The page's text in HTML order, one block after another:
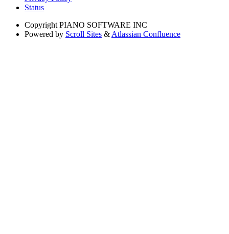
Status
Copyright PIANO SOFTWARE INC
Powered by Scroll Sites & Atlassian Confluence